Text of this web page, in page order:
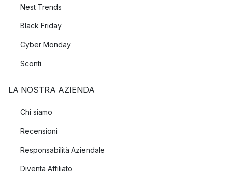
Nest Trends
Black Friday
Cyber Monday
Sconti
LA NOSTRA AZIENDA
Chi siamo
Recensioni
Responsabilità Aziendale
Diventa Affiliato